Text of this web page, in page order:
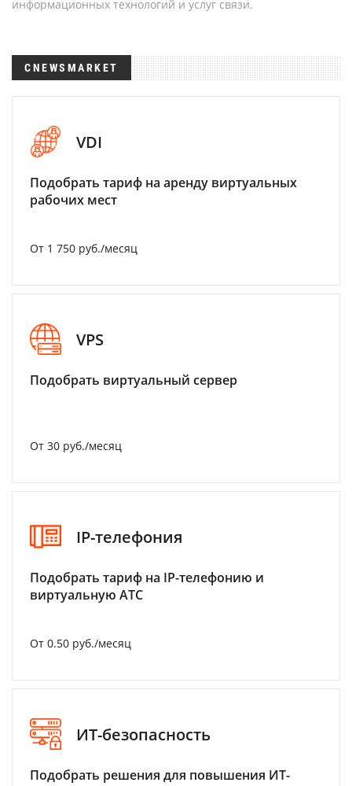
информационных технологий и услуг связи.
CNEWSMARKET
VDI
Подобрать тариф на аренду виртуальных
рабочих мест
От 1 750 руб./месяц
VPS
Подобрать виртуальный сервер
От 30 руб./месяц
IP-телефония
Подобрать тариф на IP-телефонию и
виртуальную АТС
От 0.50 руб./месяц
ИТ-безопасность
Подобрать решения для повышения ИТ-